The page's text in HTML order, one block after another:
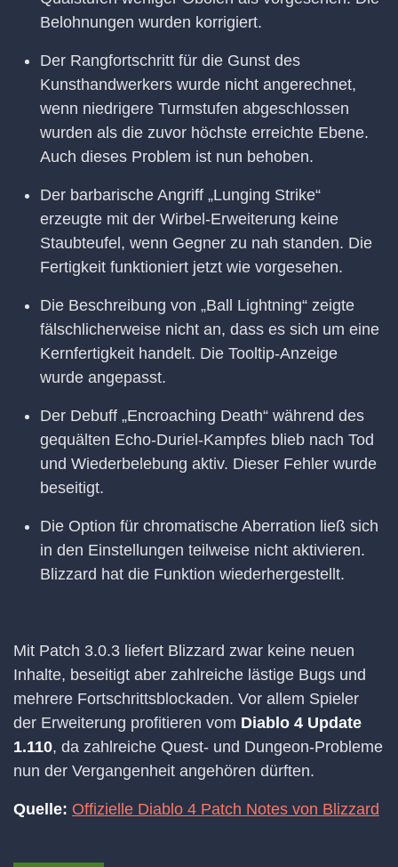
Belohnungen wurden korrigiert.
Der Rangfortschritt für die Gunst des
Kunsthandwerkers wurde nicht angerechnet,
wenn niedrigere Turmstufen abgeschlossen
wurden als die zuvor höchste erreichte Ebene.
Auch dieses Problem ist nun behoben.
Der barbarische Angriff „Lunging Strike“
erzeugte mit der Wirbel-Erweiterung keine
Staubteufel, wenn Gegner zu nah standen. Die
Fertigkeit funktioniert jetzt wie vorgesehen.
Die Beschreibung von „Ball Lightning“ zeigte
fälschlicherweise nicht an, dass es sich um eine
Kernfertigkeit handelt. Die Tooltip-Anzeige
wurde angepasst.
Der Debuff „Encroaching Death“ während des
gequälten Echo-Duriel-Kampfes blieb nach Tod
und Wiederbelebung aktiv. Dieser Fehler wurde
beseitigt.
Die Option für chromatische Aberration ließ sich
in den Einstellungen teilweise nicht aktivieren.
Blizzard hat die Funktion wiederhergestellt.
Mit Patch 3.0.3 liefert Blizzard zwar keine neuen
Inhalte, beseitigt aber zahlreiche lästige Bugs und
mehrere Fortschrittsblockaden. Vor allem Spieler
der Erweiterung profitieren vom Diablo 4 Update
1.110, da zahlreiche Quest- und Dungeon-Probleme
nun der Vergangenheit angehören dürften.
Quelle: Offizielle Diablo 4 Patch Notes von Blizzard